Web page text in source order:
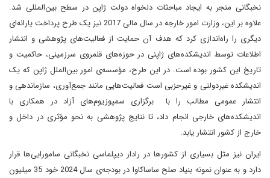
نخبگانی منجر به ایجاد مباحثات دلخواه دولت ژاپن در سطح بین‌المللی شد.
علاوه بر این، وزارت امور خارجه در سال مالی 2017 نیز یک طرح پرداخت یارانه‌ای
دیگری را راه‌اندازی کرد که هدف آن حمایت از فعالیت‌های پژوهشی و انتشار
اطلاعات توسط اندیشکده‌های ژاپنی در حوزه‌های قلمروی سرزمینی، حاکمیت و
تاریخ این کشور بوده است. در این طرح، مؤسسه‌ی امور بین‌الملل ژاپن که یک
اندیشکده غیردولتی و غیرحزبی است فعالیت‌هایی مانند جمع‌آوری، سازماندهی و
انتشار عمومی مطالب را با برگزاری سمپوزیوم‌های آزاد در همکاری با
اندیشکده‌های خارجی انجام داد، تا نتایج پژوهشی به نحو مؤثری در داخل و
خارج از کشور انتشار یابد.
ایران نیز مثل بسیاری از کشورها در رادار دیپلماسی نخبگانی سامورایی‌ها قرار
دارد و به عنوان نمونه بنیاد صلح ساساکاوا در بودجه‌ی سال 2024 خود 35 میلیون